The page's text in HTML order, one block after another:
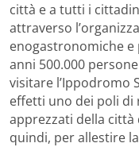
città e a tutti i
attraverso
enogastronomiche
anni 500.000
visitare l’Ippodromo
effetti uno dei poli
apprezzati della città
quindi, per allestire